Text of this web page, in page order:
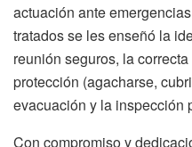
actuación ante
tratados se les enseñó la
reunión seguros, la
protección (agacharse,
evacuación y la inspección
Con compromiso y